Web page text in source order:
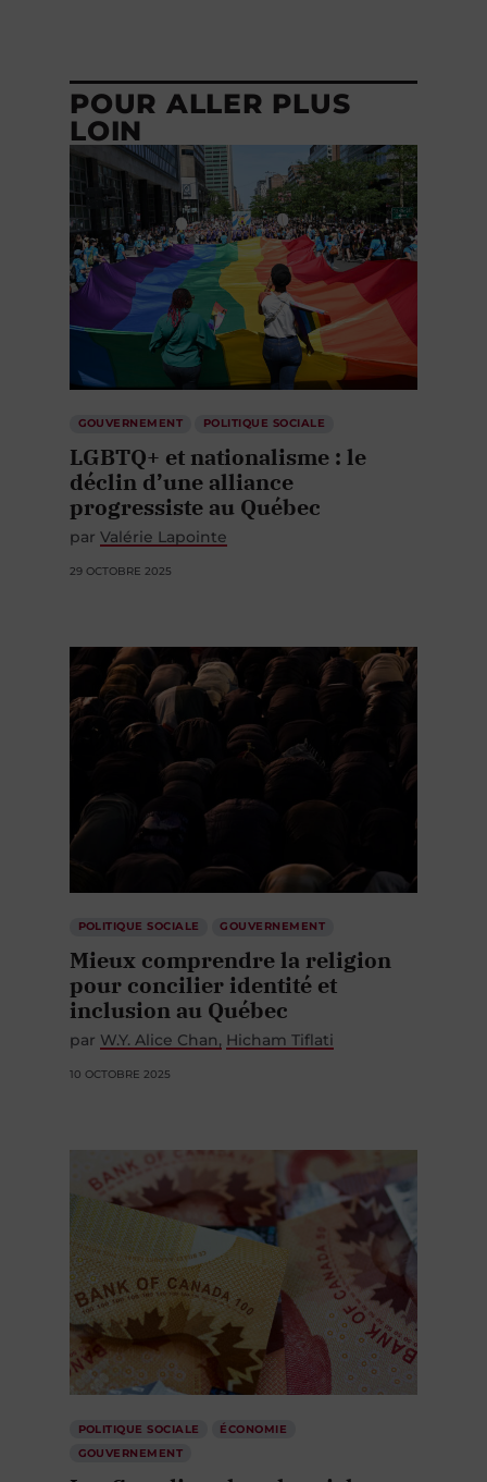
POUR ALLER PLUS
LOIN
GOUVERNEMENT POLITIQUE SOCIALE
LGBTQ+ et nationalisme : le
déclin d’une alliance
progressiste au Québec
par Valérie Lapointe
29 OCTOBRE 2025
POLITIQUE SOCIALE GOUVERNEMENT
Mieux comprendre la religion
pour concilier identité et
inclusion au Québec
par W.Y. Alice Chan Hicham Tiflati
10 OCTOBRE 2025
POLITIQUE SOCIALE
ÉCONOMIE
GOUVERNEMENT